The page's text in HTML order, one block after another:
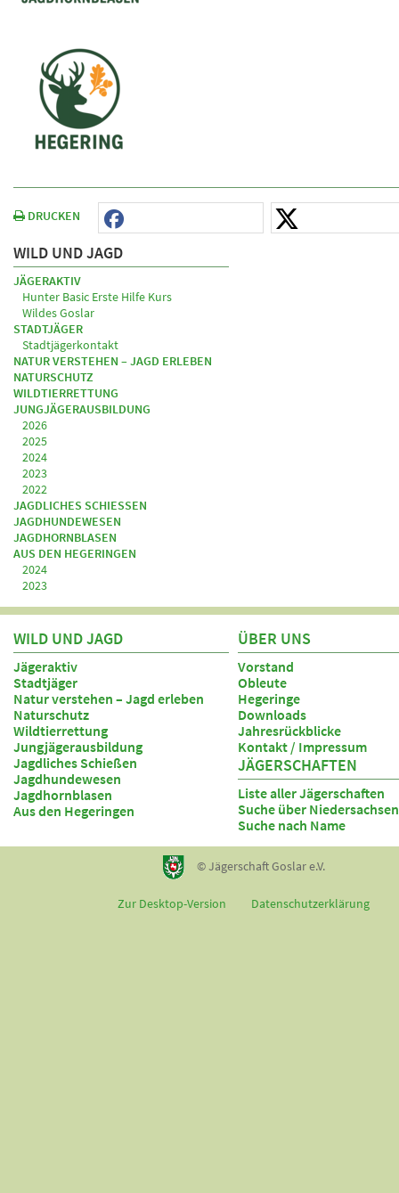
DRUCKEN
WILD UND JAGD
JÄGERAKTIV
Hunter Basic Erste Hilfe Kurs
Wildes Goslar
STADTJÄGER
Stadtjägerkontakt
NATUR VERSTEHEN – JAGD ERLEBEN
NATURSCHUTZ
WILDTIERRETTUNG
JUNGJÄGERAUSBILDUNG
2026
2025
2024
2023
2022
JAGDLICHES SCHIESSEN
JAGDHUNDEWESEN
JAGDHORNBLASEN
AUS DEN HEGERINGEN
2024
2023
WILD UND JAGD
Jägeraktiv
Stadtjäger
Natur verstehen – Jagd erleben
Naturschutz
Wildtierrettung
Jungjägerausbildung
Jagdliches Schießen
Jagdhundewesen
Jagdhornblasen
Aus den Hegeringen
ÜBER UNS
Vorstand
Obleute
Hegeringe
Downloads
Jahresrückblicke
Kontakt / Impressum
JÄGERSCHAFTEN
Liste aller Jägerschaften
Suche über
Suche nach Name
© Jägerschaft Goslar e.V.
Zur Desktop-Version Datenschutzerklärung